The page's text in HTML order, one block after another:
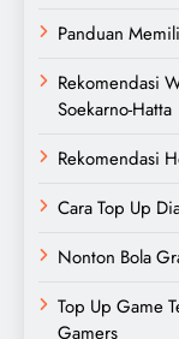
Panduan
Rekomendasi
Soekarno-Hatta
Rekomendasi
Cara Top Up
Nonton Bola
Top Up Game
Gamers